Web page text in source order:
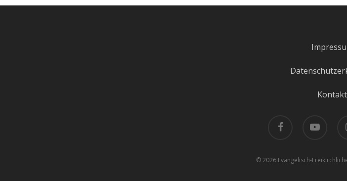
Kontakt
facebook
© 2026 Evangelisch-